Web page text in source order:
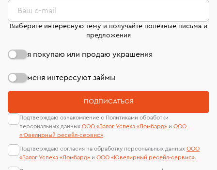
Кольца с перламутром Кольца 20 размера
Кольца с сапфиром Мужские печатки
Кольца Chaumet Золотые обручальные кольца
Кольца печатки Золотые кольца 585 пробы
Кольца 750 пробы Кольца 21 размера
Кольца обручальные женские Кольца помолвочные
Ваш e-mail
Выберите интересную тему и получайте полезные письма и
предложения
я покупаю или продаю украшения
меня интересуют займы
ПОДПИСАТЬСЯ
Подтверждаю ознакомление с Политиками обработки
персональных данных ООО «Залог Успеха «Ломбард» и ООО
«Ювелирный ресейл-сервиc».
Подтверждаю согласия на обработку персональных данных ООО
«Залог Успеха «Ломбард» и ООО «Ювелирный ресейл-сервиc».